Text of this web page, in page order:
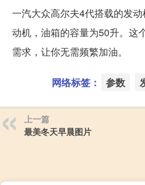
一汽大众高尔夫4代搭载的发
动机，油箱的容量为50升。这
需求，让你无需频繁加油。
网络标签： 参数
上一篇
最美冬天早晨图片